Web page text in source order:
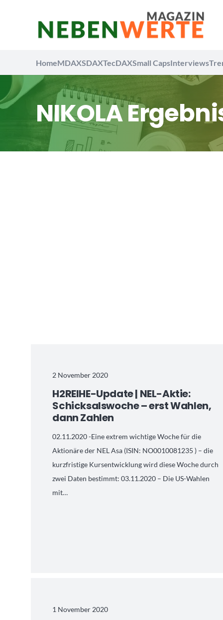
HomeMDAXSDAXTecDAXSmall CapsInterviews
NIKOLA
2 November 2020
H2REIHE-Update | NEL-Aktie:
Schicksalswoche – erst Wahlen,
dann Zahlen
02.11.2020 -Eine extrem wichtige Woche für die
Aktionäre der NEL Asa (ISIN: NO0010081235 ) – die
kurzfristige Kursentwicklung wird diese Woche durch
zwei Daten bestimmt: 03.11.2020 – Die US-Wahlen
mit…
1 November 2020